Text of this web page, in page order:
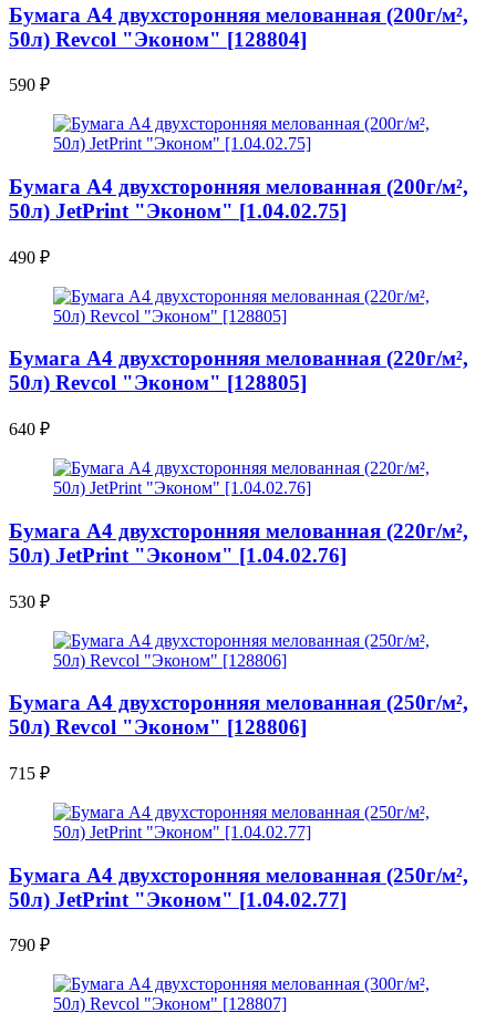
Бумага A4 двухсторонняя мелованная (200г/м²,
50л) Revcol "Эконом" [128804]
590 ₽
Бумага A4 двухсторонняя мелованная (200г/м²,
50л) JetPrint "Эконом" [1.04.02.75]
490 ₽
Бумага A4 двухсторонняя мелованная (220г/м²,
50л) Revcol "Эконом" [128805]
640 ₽
Бумага A4 двухсторонняя мелованная (220г/м²,
50л) JetPrint "Эконом" [1.04.02.76]
530 ₽
Бумага A4 двухсторонняя мелованная (250г/м²,
50л) Revcol "Эконом" [128806]
715 ₽
Бумага A4 двухсторонняя мелованная (250г/м²,
50л) JetPrint "Эконом" [1.04.02.77]
790 ₽